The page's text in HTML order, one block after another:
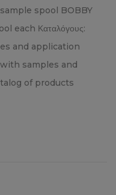
sample spool BOBBY
each Καταλόγους:
and application
samples and
of products